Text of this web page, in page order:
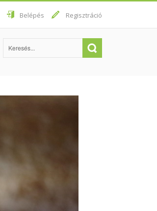
Belépés Regisztráció